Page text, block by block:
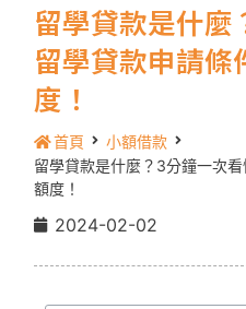
留學貸款是什麼
留學貸款申請條
度！
首頁
小額借款
留學貸款是什麼？3分鐘一次
額度！
2024-02-02